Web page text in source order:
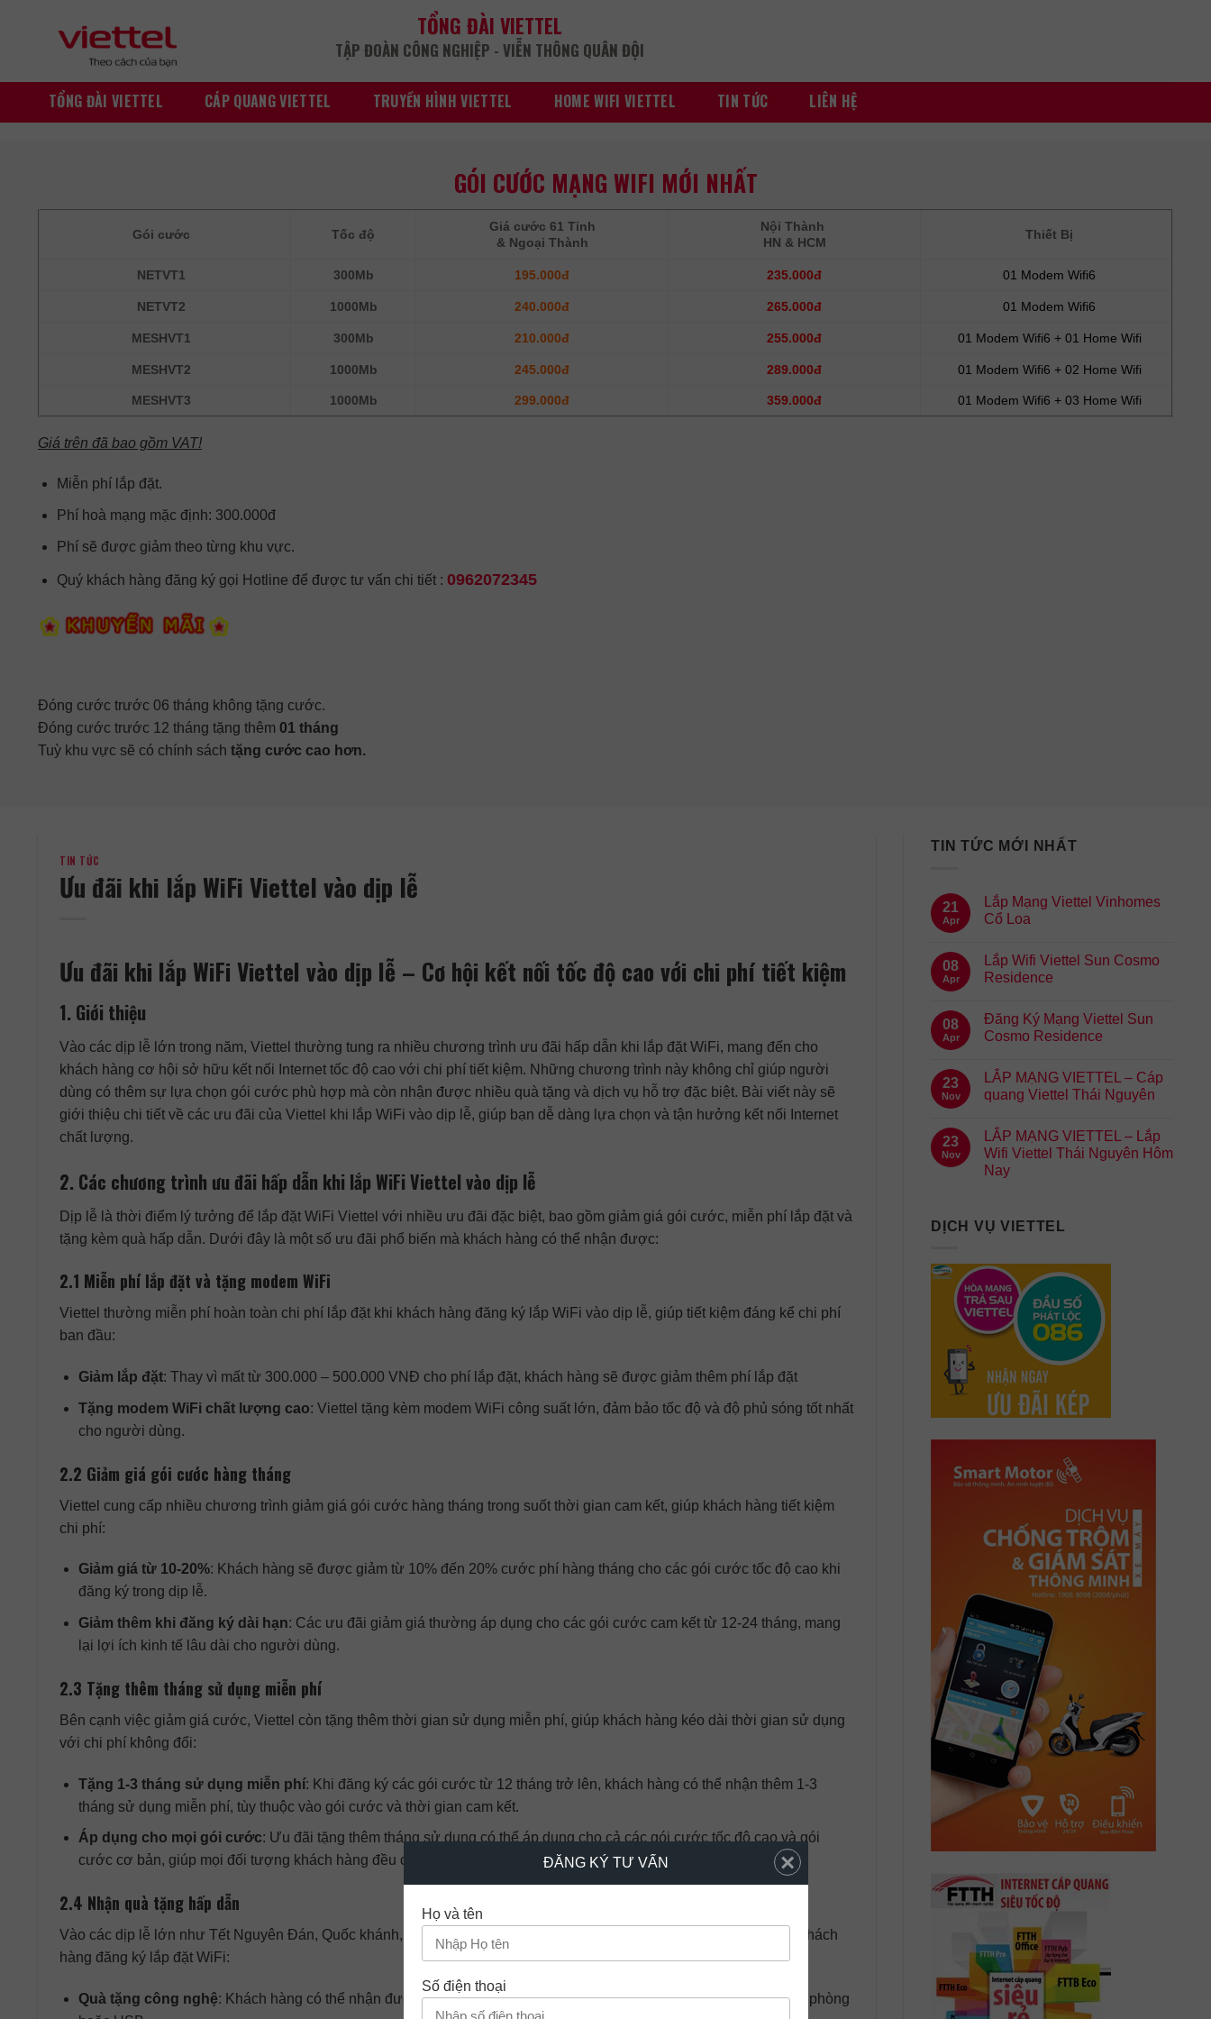
TỔNG ĐÀI VIETTEL
TẬP ĐOÀN CÔNG NGHIỆP - VIỄN THÔNG QUÂN ĐỘI
TỔNG ĐÀI VIETTEL CÁP QUANG VIETTEL TRUYỀN HÌNH VIETTEL HOME WIFI VIETTEL TIN TỨC LIÊN HỆ
GÓI CƯỚC MẠNG WIFI MỚI NHẤT
Gói cước Tốc độ
Giá cước 61 Tỉnh
& Ngoại Thành
Nội Thành
HN & HCM
Thiết Bị
NETVT1 300Mb 195.000đ 235.000đ 01 Modem Wifi6
NETVT2 1000Mb 240.000đ 265.000đ 01 Modem Wifi6
MESHVT1 300Mb 210.000đ 255.000đ 01 Modem Wifi6 + 01 Home Wifi
MESHVT2 1000Mb 245.000đ 289.000đ 01 Modem Wifi6 + 02 Home Wifi
MESHVT3 1000Mb 299.000đ 359.000đ 01 Modem Wifi6 + 03 Home Wifi
Giá trên đã bao gồm VAT!
Miễn phí lắp đặt.
Phí hoà mạng mặc định: 300.000đ
Phí sẽ được giảm theo từng khu vực.
Quý khách hàng đăng ký gọi Hotline để được tư vấn chi tiết : 0962072345
Đóng cước trước 06 tháng không tặng cước.
Đóng cước trước 12 tháng tặng thêm 01 tháng
Tuỳ khu vực sẽ có chính sách tặng cước cao hơn.
TIN TỨC
Ưu đãi khi lắp WiFi Viettel vào dịp lễ
Ưu đãi khi lắp WiFi Viettel vào dịp lễ – Cơ hội kết nối tốc độ cao với chi phí tiết kiệm
1. Giới thiệu
Vào các dịp lễ lớn trong năm, Viettel thường tung ra nhiều chương trình ưu đãi hấp dẫn khi lắp đặt WiFi, mang đến cho
khách hàng cơ hội sở hữu kết nối Internet tốc độ cao với chi phí tiết kiệm. Những chương trình này không chỉ giúp người
dùng có thêm sự lựa chọn gói cước phù hợp mà còn nhận được nhiều quà tặng và dịch vụ hỗ trợ đặc biệt. Bài viết này sẽ
giới thiệu chi tiết về các ưu đãi của Viettel khi lắp WiFi vào dịp lễ, giúp bạn dễ dàng lựa chọn và tận hưởng kết nối Internet
chất lượng.
2. Các chương trình ưu đãi hấp dẫn khi lắp WiFi Viettel vào dịp lễ
Dịp lễ là thời điểm lý tưởng để lắp đặt WiFi Viettel với nhiều ưu đãi đặc biệt, bao gồm giảm giá gói cước, miễn phí lắp đặt và
tặng kèm quà hấp dẫn. Dưới đây là một số ưu đãi phổ biến mà khách hàng có thể nhận được:
2.1 Miễn phí lắp đặt và tặng modem WiFi
Viettel thường miễn phí hoàn toàn chi phí lắp đặt khi khách hàng đăng ký lắp WiFi vào dịp lễ, giúp tiết kiệm đáng kể chi phí
ban đầu:
Giảm lắp đặt: Thay vì mất từ 300.000 – 500.000 VNĐ cho phí lắp đặt, khách hàng sẽ được giảm thêm phí lắp đặt
Tặng modem WiFi chất lượng cao: Viettel tặng kèm modem WiFi công suất lớn, đảm bảo tốc độ và độ phủ sóng tốt nhất
cho người dùng.
2.2 Giảm giá gói cước hàng tháng
Viettel cung cấp nhiều chương trình giảm giá gói cước hàng tháng trong suốt thời gian cam kết, giúp khách hàng tiết kiệm
chi phí:
Giảm giá từ 10-20%: Khách hàng sẽ được giảm từ 10% đến 20% cước phí hàng tháng cho các gói cước tốc độ cao khi
đăng ký trong dịp lễ.
Giảm thêm khi đăng ký dài hạn: Các ưu đãi giảm giá thường áp dụng cho các gói cước cam kết từ 12-24 tháng, mang
lại lợi ích kinh tế lâu dài cho người dùng.
2.3 Tặng thêm tháng sử dụng miễn phí
Bên cạnh việc giảm giá cước, Viettel còn tặng thêm thời gian sử dụng miễn phí, giúp khách hàng kéo dài thời gian sử dụng
với chi phí không đổi:
Tặng 1-3 tháng sử dụng miễn phí: Khi đăng ký các gói cước từ 12 tháng trở lên, khách hàng có thể nhận thêm 1-3
tháng sử dụng miễn phí, tùy thuộc vào gói cước và thời gian cam kết.
Áp dụng cho mọi gói cước: Ưu đãi tặng thêm tháng sử dụng có thể áp dụng cho cả các gói cước tốc độ cao và gói
cước cơ bản, giúp mọi đối tượng khách hàng đều có thể tận hưởng ưu đãi.
2.4 Nhận quà tặng hấp dẫn
Vào các dịp lễ lớn như Tết Nguyên Đán, Quốc khánh, Giáng sinh, Viettel thường tặng kèm các món quà ý nghĩa khi khách
hàng đăng ký lắp đặt WiFi:
Quà tặng công nghệ: Khách hàng có thể nhận được các phần quà công nghệ như tai nghe Bluetooth, pin sạc dự phòng
TIN TỨC MỚI NHẤT
21
Apr
Lắp Mạng Viettel Vinhomes
Cổ Loa
08
Apr
Lắp Wifi Viettel Sun Cosmo
Residence
08
Apr
Đăng Ký Mạng Viettel Sun
Cosmo Residence
23
Nov
LẮP MẠNG VIETTEL – Cáp
quang Viettel Thái Nguyên
23
Nov
LẮP MẠNG VIETTEL – Lắp
Wifi Viettel Thái Nguyên Hôm
Nay
DỊCH VỤ VIETTEL
ĐĂNG KÝ TƯ VẤN
Họ và tên
Số điện thoại
×